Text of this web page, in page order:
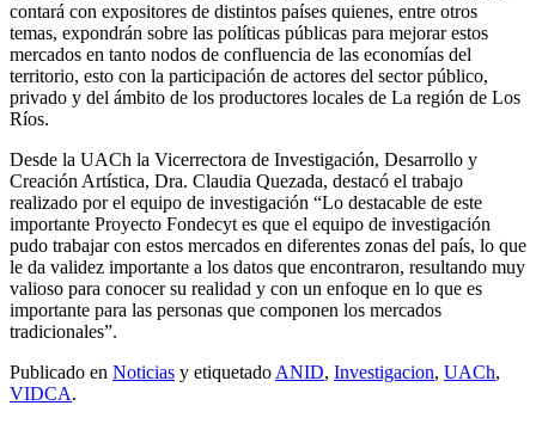
contará con expositores de distintos países quienes, entre otros
temas, expondrán sobre las políticas públicas para mejorar estos
mercados en tanto nodos de confluencia de las economías del
territorio, esto con la participación de actores del sector público,
privado y del ámbito de los productores locales de La región de Los
Ríos.
Desde la UACh la Vicerrectora de Investigación, Desarrollo y
Creación Artística, Dra. Claudia Quezada, destacó el trabajo
realizado por el equipo de investigación “Lo destacable de este
importante Proyecto Fondecyt es que el equipo de investigación
pudo trabajar con estos mercados en diferentes zonas del país, lo que
le da validez importante a los datos que encontraron, resultando muy
valioso para conocer su realidad y con un enfoque en lo que es
importante para las personas que componen los mercados
tradicionales”.
Publicado en Noticias y etiquetado ANID, Investigacion, UACh,
VIDCA.